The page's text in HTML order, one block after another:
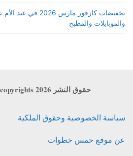
تخفيضات كارفور مارس
والموبايلات والمطبخ
حقوق النشر copyrights 2026 خمس خطوات
سياسة الخصوصية وحقوق الملكية
عن موقع خمس خطوات